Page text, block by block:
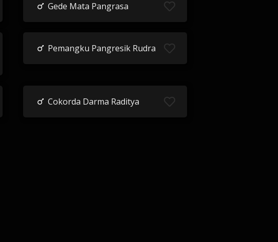
Gede Mata Pangrasa
Pemangku Pangresik Rudra
Cokorda Darma Raditya